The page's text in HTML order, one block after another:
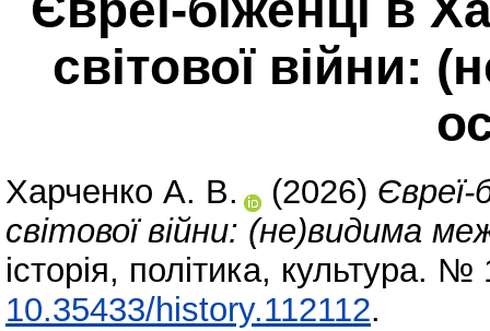
світової війни:
Харченко А. В. (2026) Євреї-
світової війни: (не)видима
історія, політика, культура.
10.35433/history.112112.